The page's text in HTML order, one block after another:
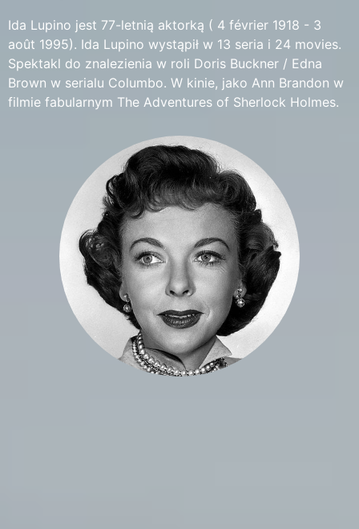
Ida Lupino jest 77-letnią aktorką ( 4 février 1918 - 3
août 1995). Ida Lupino wystąpił w 13 seria i 24 movies.
Spektakl do znalezienia w roli Doris Buckner / Edna
Brown w serialu Columbo. W kinie, jako Ann Brandon w
filmie fabularnym The Adventures of Sherlock Holmes.